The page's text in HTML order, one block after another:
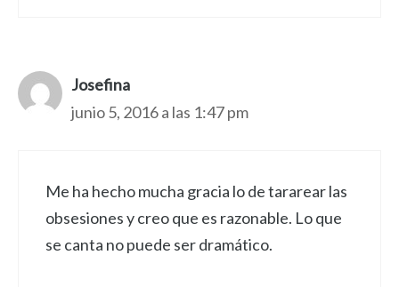
Josefina
junio 5, 2016 a las 1:47 pm
Me ha hecho mucha gracia lo de tararear las
obsesiones y creo que es razonable. Lo que
se canta no puede ser dramático.